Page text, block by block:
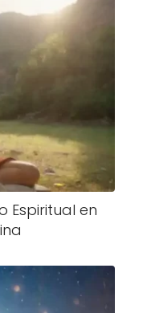
Espiritual en